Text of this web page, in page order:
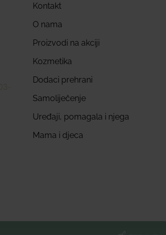
Kontakt
O nama
Proizvodi na akciji
Kozmetika
Dodaci prehrani
Samoliječenje
Uređaji, pomagala i njega
Mama i djeca